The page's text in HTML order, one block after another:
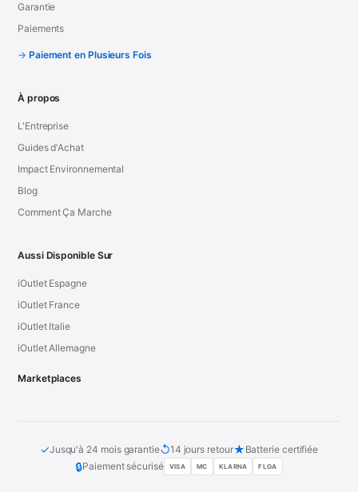
Garantie
Paiements
Paiement en Plusieurs Fois
À propos
L'Entreprise
Guides d'Achat
Impact Environnemental
Blog
Comment Ça Marche
Aussi Disponible Sur
iOutlet Espagne
iOutlet France
iOutlet Italie
iOutlet Allemagne
Marketplaces
✓Jusqu'à 24 mois garantie↺14 jours retour★ Batterie certifiée
🔒Paiement sécurisé VISA MC KLARNA FLOA